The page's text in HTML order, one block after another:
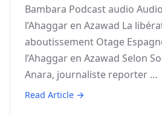
Bambara Podcast audio
l’Ahaggar en Azawad La
aboutissement Otage
l’Ahaggar en Azawad Selon
Anara, journaliste reporter …
Read Article →